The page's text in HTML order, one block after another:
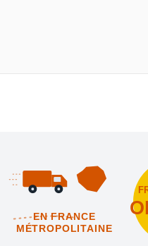
EN FRANCE
MÉTROPOLITAINE